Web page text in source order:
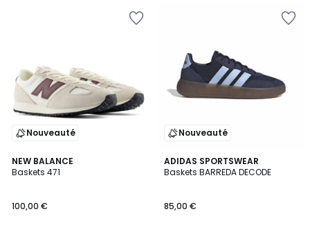
Nouveauté
NEW BALANCE
Baskets 471
100,00 €
4,2
/ 5
Nouveauté
ADIDAS SPORTSWEAR
Baskets BARREDA DECODE
85,00 €
4,8
/ 5